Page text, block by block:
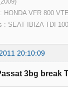
HONDA VFR 800
: SEAT IBIZA TDI
20:10:09
3bg break